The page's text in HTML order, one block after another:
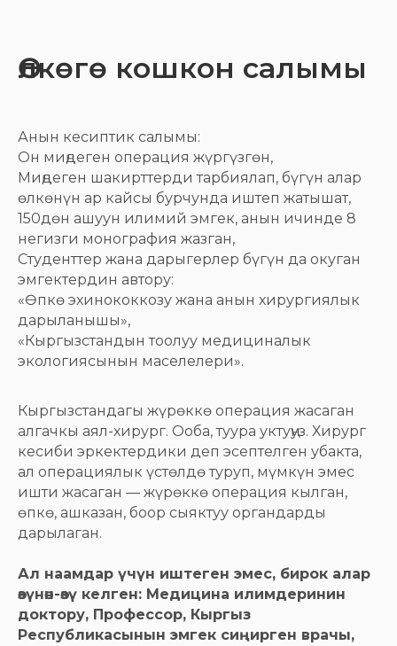
Өлкөгө кошкон салымы
Анын кесиптик салымы:
Он миңдеген операция жүргүзгөн,
Миңдеген шакирттерди тарбиялап, бүгүн алар
өлкөнүн ар кайсы бурчунда иштеп жатышат,
150дөн ашуун илимий эмгек, анын ичинде 8
негизги монография жазган,
Студенттер жана дарыгерлер бүгүн да окуган
эмгектердин автору:
«Өпкө эхинококкозу жана анын хирургиялык
дарыланышы»,
«Кыргызстандын тоолуу медициналык
экологиясынын маселелери».
Кыргызстандагы жүрөккө операция жасаган
алгачкы аял-хирург. Ооба, туура уктуңуз. Хирург
кесиби эркектердики деп эсептелген убакта,
ал операциялык үстөлдө туруп, мүмкүн эмес
ишти жасаган — жүрөккө операция кылган,
өпкө, ашказан, боор сыяктуу органдарды
дарылаган.
Ал наамдар үчүн иштеген эмес, бирок алар
өзүнөн-өзү келген: Медицина илимдеринин
доктору, Профессор, Кыргыз
Республикасынын эмгек сиңирген врачы,